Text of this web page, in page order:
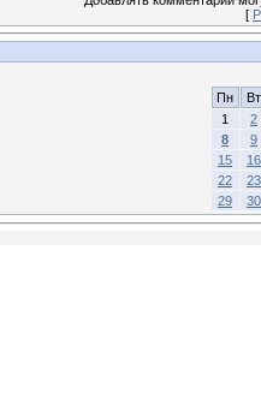
[
Пн
Вт
1
2
8
9
15
16
22
23
29
30